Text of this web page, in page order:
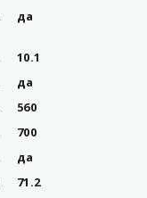
да
10.1
да
560
700
да
71.2